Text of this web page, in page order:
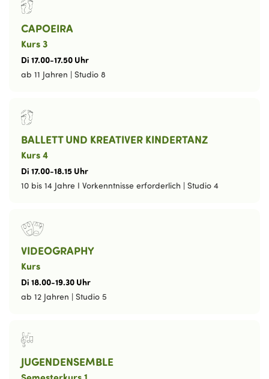
CAPOEIRA
Kurs 3
Di 17.00-17.50 Uhr
ab 11 Jahren | Studio 8
BALLETT UND KREATIVER KINDERTANZ
Kurs 4
Di 17.00-18.15 Uhr
10 bis 14 Jahre I Vorkenntnisse erforderlich | Studio 4
VIDEOGRAPHY
Kurs
Di 18.00-19.30 Uhr
ab 12 Jahren | Studio 5
JUGENDENSEMBLE